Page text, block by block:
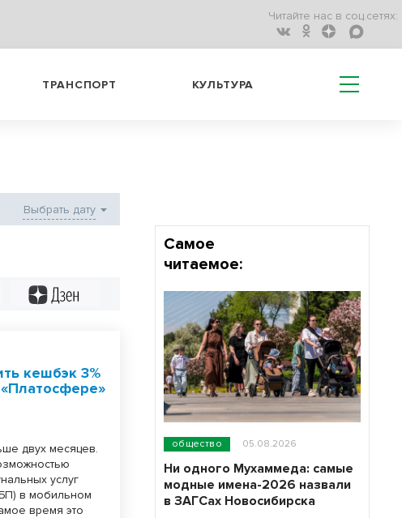
Читайте нас в соц.сетях:
ТРАНСПОРТ КУЛЬТУРА
кешбэк 3%
двух месяцев.
услуг
в мобильном
время это
Самое
читаемое:
общество 05.08.2026
Ни одного Мухаммеда: самые
модные имена-2026 назвали
в ЗАГСах Новосибирска